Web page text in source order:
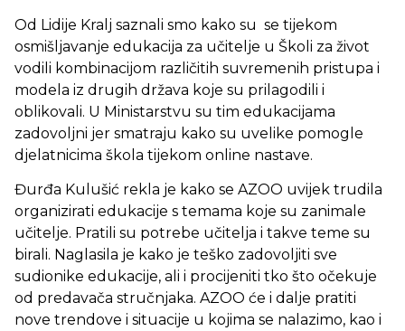
Od Lidije Kralj saznali smo kako su se tijekom
osmišljavanje edukacija za učitelje u Školi za život
vodili kombinacijom različitih suvremenih pristupa i
modela iz drugih država koje su prilagodili i
oblikovali. U Ministarstvu su tim edukacijama
zadovoljni jer smatraju kako su uvelike pomogle
djelatnicima škola tijekom online nastave.
Đurđa Kulušić rekla je kako se AZOO uvijek trudila
organizirati edukacije s temama koje su zanimale
učitelje. Pratili su potrebe učitelja i takve teme su
birali. Naglasila je kako je teško zadovoljiti sve
sudionike edukacije, ali i procijeniti tko što očekuje
od predavača stručnjaka. AZOO će i dalje pratiti
nove trendove i situacije u kojima se nalazimo, kao i